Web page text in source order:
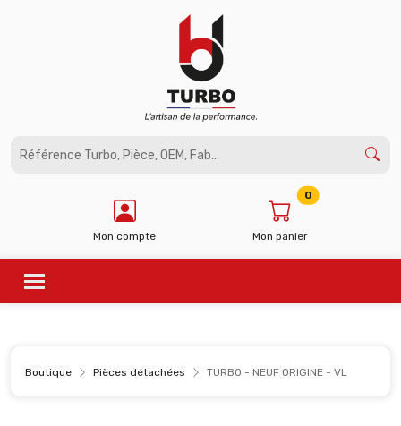
Mon compte Mon panier
0
Boutique Pièces détachées TURBO - NEUF ORIGINE - VL
Panneau de gestion des cookies